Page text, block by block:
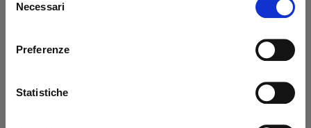
delNecessari
Preferenze
Statistiche
Scheda tecnica
Modello